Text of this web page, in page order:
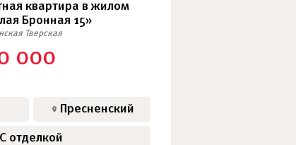
квартира в жилом
Бронная 15»
Тверская
000
Пресненский
С отделкой